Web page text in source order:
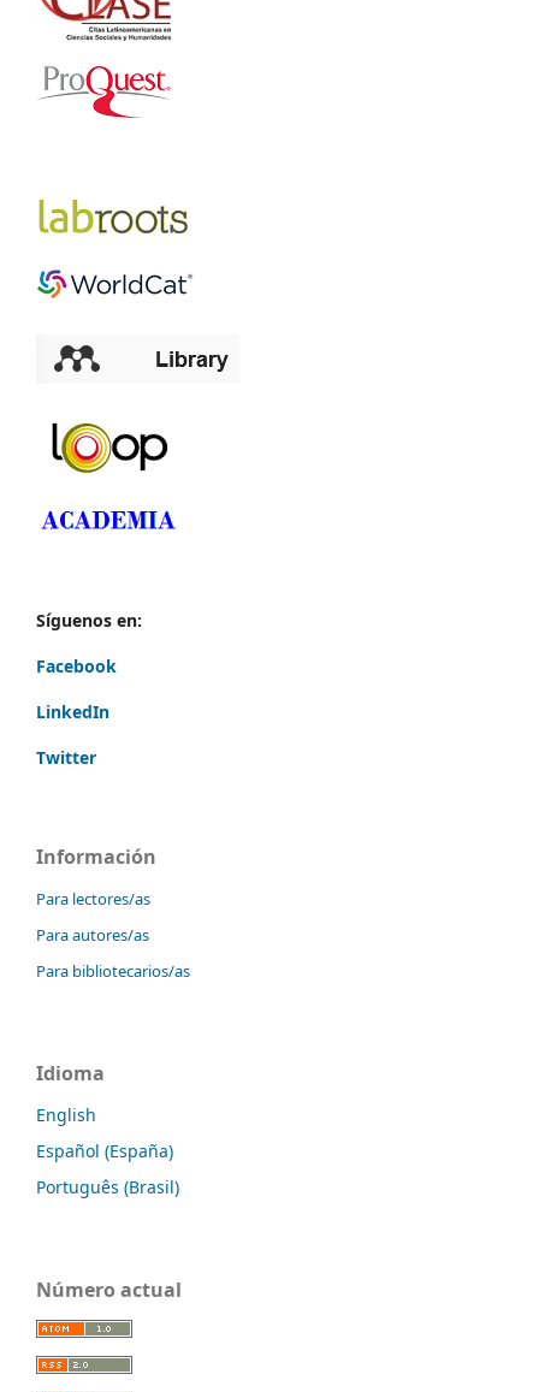
Síguenos en:
Facebook
LinkedIn
Twitter
Información
Para lectores/as
Para autores/as
Para bibliotecarios/as
Idioma
English
Español (España)
Português (Brasil)
Número actual